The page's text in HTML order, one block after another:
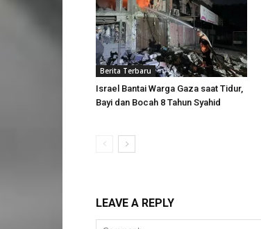
Berita Terbaru
Israel Bantai Warga Gaza saat Tidur,
Bayi dan Bocah 8 Tahun Syahid
LEAVE A REPLY